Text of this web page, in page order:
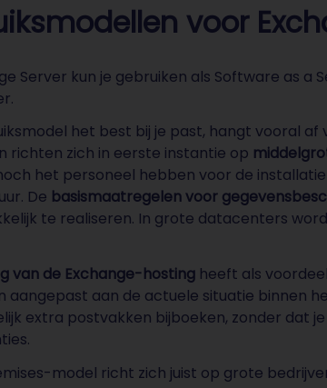
voor
Server kun je gebruiken als Software as
het best bij je past, hangt vooral
richten zich in eerste instantie op
het personeel hebben voor de
De basismaatregelen voor
te realiseren. In grote datacenters
van de Exchange-hosting heeft als
aangepast aan de actuele situatie binnen
extra postvakken bijboeken, zonder dat
model richt zich juist op grote